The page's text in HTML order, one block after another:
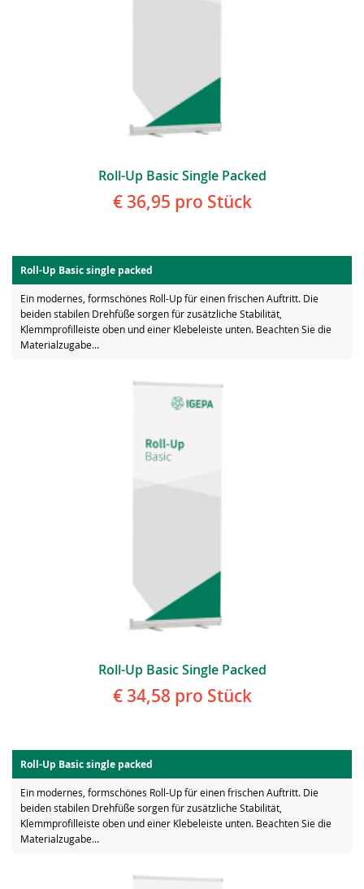
Roll-Up Basic Single Packed
€ 36,95 pro Stück
Roll-Up Basic single packed
Ein modernes, formschönes Roll-Up für einen frischen Auftritt. Die
beiden stabilen Drehfüße sorgen für zusätzliche Stabilität,
Klemmprofilleiste oben und einer Klebeleiste unten. Beachten Sie die
Materialzugabe...
Roll-Up Basic Single Packed
€ 34,58 pro Stück
Roll-Up Basic single packed
Ein modernes, formschönes Roll-Up für einen frischen Auftritt. Die
beiden stabilen Drehfüße sorgen für zusätzliche Stabilität,
Klemmprofilleiste oben und einer Klebeleiste unten. Beachten Sie die
Materialzugabe...